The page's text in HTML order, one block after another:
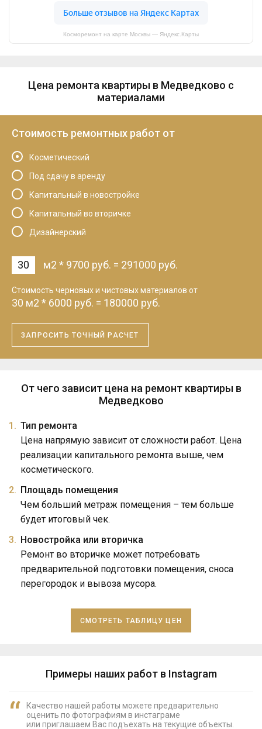
Косморемонт на карте Москвы — Яндекс.Карты
Цена ремонта квартиры в Медведково с
материалами
Стоимость ремонтных работ от
Косметический
Под сдачу в аренду
Капитальный в новостройке
Капитальный во вторичке
Дизайнерский
м2 * 9700 руб. = 291000 руб.
Cтоимость черновых и чистовых материалов от
30 м2 * 6000 руб. = 180000 руб.
ЗАПРОСИТЬ ТОЧНЫЙ РАСЧЕТ
От чего зависит цена на ремонт квартиры в
Медведково
Тип ремонта
Цена напрямую зависит от сложности работ. Цена
реализации капитального ремонта выше, чем
косметического.
Площадь помещения
Чем больший метраж помещения – тем больше
будет итоговый чек.
Новостройка или вторичка
Ремонт во вторичке может потребовать
предварительной подготовки помещения, сноса
перегородок и вывоза мусора.
СМОТРЕТЬ ТАБЛИЦУ ЦЕН
Примеры наших работ в Instagram
Качество нашей работы можете предварительно
оценить по фотографиям в инстаграме
или приглашаем Вас подъехать на текущие объекты.